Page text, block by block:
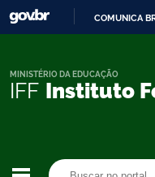
COMUNICA
IFF Instituto
MINISTÉRIO DA EDUCAÇÃO